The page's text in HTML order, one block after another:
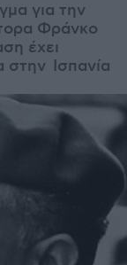
για την
Φράνκο
έχει
στην Ισπανία